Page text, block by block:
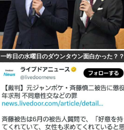
一昨日の水曜日のダウンタウン面白かった？？